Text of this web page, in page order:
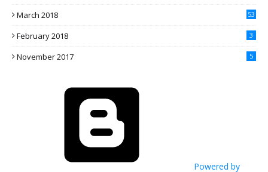
March 2018 53
February 2018 3
November 2017 5
Powered by